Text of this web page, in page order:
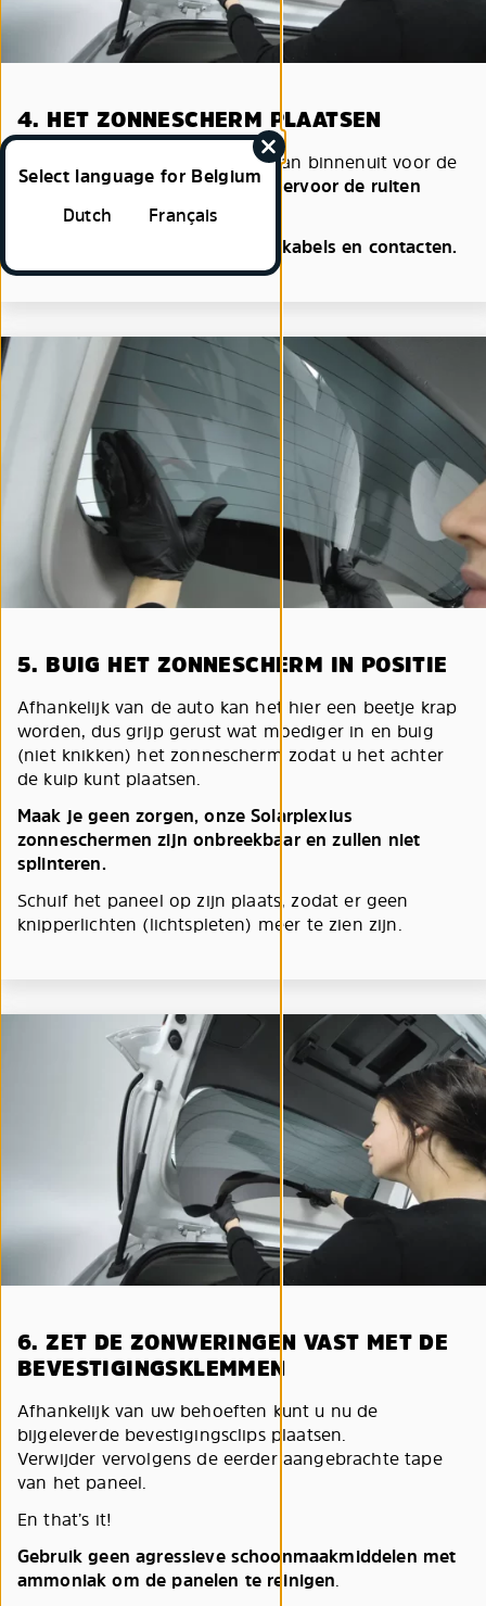
Select language for Belgium
Dutch
Français
4. HET ZONNESCHERM PLAATSEN
Plaats het Solarplexius paneel van binnenuit voor de
ruiten van uw voertuig.Steek hiervoor de ruiten
achter de voertuigbekleding.
Let op eventuele uitsparingen, kabels en contacten.
5. BUIG HET ZONNESCHERM IN POSITIE
Afhankelijk van de auto kan het hier een beetje krap
worden, dus grijp gerust wat moediger in en buig
(niet knikken) het zonnescherm zodat u het achter
de kuip kunt plaatsen.
Maak je geen zorgen, onze Solarplexius
zonneschermen zijn onbreekbaar en zullen niet
splinteren.
Schuif het paneel op zijn plaats, zodat er geen
knipperlichten (lichtspleten) meer te zien zijn.
6. ZET DE ZONWERINGEN VAST MET DE
BEVESTIGINGSKLEMMEN
Afhankelijk van uw behoeften kunt u nu de
bijgeleverde bevestigingsclips plaatsen.
Verwijder vervolgens de eerder aangebrachte tape
van het paneel.
En that’s it!
Gebruik geen agressieve schoonmaakmiddelen met
ammoniak om de panelen te reinigen.